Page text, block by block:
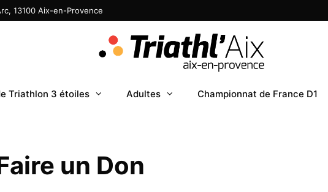
13100 Aix-en-Provence
Triathlon 3 étoiles Adultes Championnat de France D1
un Don